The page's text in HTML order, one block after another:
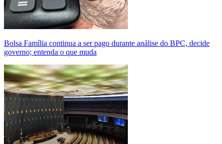
Bolsa Família continua a ser pago durante análise do BPC, decide
governo; entenda o que muda